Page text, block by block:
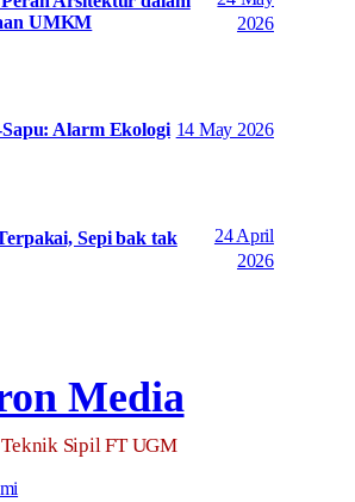
UMKM
2026
Alarm Ekologi 14 May 2026
Sepi bak tak
24 April
2026
Media
Teknik Sipil FT UGM